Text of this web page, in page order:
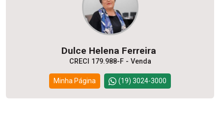
Dulce Helena Ferreira
CRECI 179.988-F - Venda
Minha Página (19) 3024-3000